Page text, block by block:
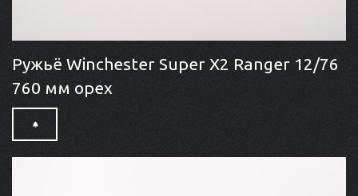
Ружьё Winchester Super X2 Ranger 12/76
760 мм орех